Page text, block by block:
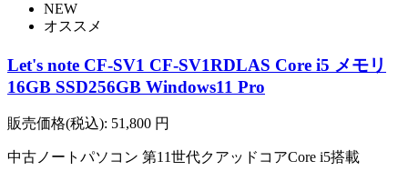
NEW
オススメ
Let's note CF-SV1 CF-SV1RDLAS Core i5 メモリ
16GB SSD256GB Windows11 Pro
販売価格(税込): 51,800 円
中古ノートパソコン 第11世代クアッドコアCore i5搭載